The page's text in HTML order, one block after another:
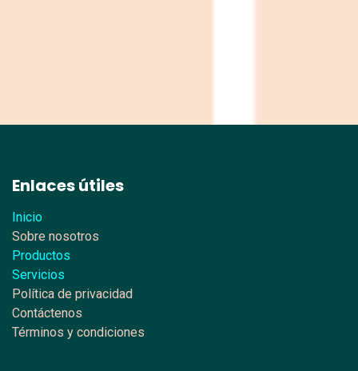
Enlaces útiles
Inicio
Sobre nosotros
Productos
Servicios
Política de privacidad
Contáctenos
Términos y condiciones